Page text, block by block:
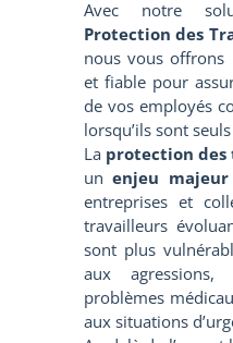
Avec notre
Protection des
nous vous offrons
et fiable pour
de vos employés
lorsqu’ils sont
La protection des
unenjeu majeur
entreprises et
travailleurs
sont plus
aux
problèmes
aux situations